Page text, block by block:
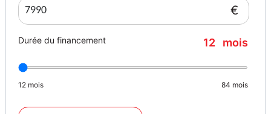
Pare-soleil avec miroir(s), Rétroviseur ext à réglage électrique et
(Radio/lecteur CD / Bluetooth), Système d'assistance de conduite:
de stationnement (option),
88
€
Durée du financement 12 mois
12 mois 84 mois